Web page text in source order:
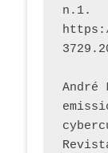
n.1.
André